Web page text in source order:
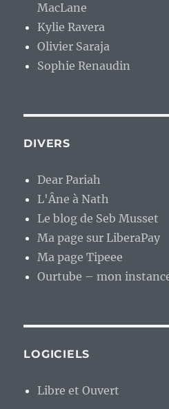
MacLane
Kylie Ravera
Olivier Saraja
Sophie Renaudin
DIVERS
Dear Pariah
L'Âne à Nath
Le blog de Seb Musset
Ma page sur LiberaPay
Ma page Tipeee
Ourtube – mon
LOGICIELS
Libre et Ouvert